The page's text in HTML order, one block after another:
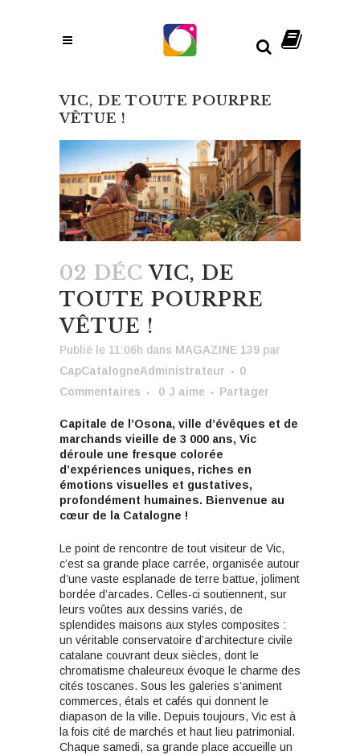
VIC, DE TOUTE POURPRE
VÊTUE !
02 DÉC VIC, DE
TOUTE POURPRE
VÊTUE !
Publié le 11:06h dans MAGAZINE 139 par
CapCatalogneAdministrateur
0
Commentaires
0 J aime Partager
Capitale de l’Osona, ville d’évêques et de
marchands vieille de 3 000 ans, Vic
déroule une fresque colorée
d’expériences uniques, riches en
émotions visuelles et gustatives,
profondément humaines. Bienvenue au
cœur de la Catalogne !
Le point de rencontre de tout visiteur de Vic,
c’est sa grande place carrée, organisée autour
d’une vaste esplanade de terre battue, joliment
bordée d’arcades. Celles-ci soutiennent, sur
leurs voûtes aux dessins variés, de
splendides maisons aux styles composites :
un véritable conservatoire d’architecture civile
catalane couvrant deux siècles, dont le
chromatisme chaleureux évoque le charme des
cités toscanes. Sous les galeries s’animent
commerces, étals et cafés qui donnent le
diapason de la ville. Depuis toujours, Vic est à
la fois cité de marchés et haut lieu patrimonial.
Chaque samedi, sa grande place accueille un